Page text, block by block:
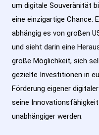
um digitale Souveränität
eine einzigartige Chance.
abhängig es von großen
und sieht darin eine
große Möglichkeit, sich
gezielte Investitionen in
Förderung eigener
seine
unabhängiger werden.